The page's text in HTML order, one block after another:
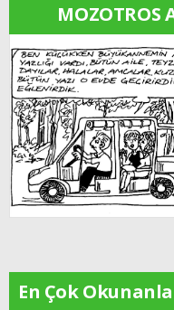
MOZOTROS
En Çok